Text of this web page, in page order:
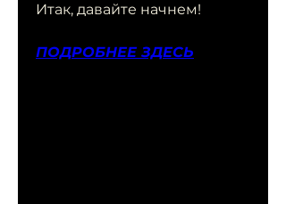
Итак, давайте начнем!
ПОДРОБНЕЕ ЗДЕСЬ